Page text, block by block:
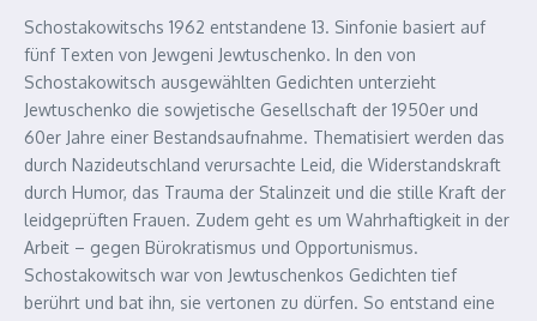
Schostakowitschs 1962 entstandene 13. Sinfonie basiert auf
fünf Texten von Jewgeni Jewtuschenko. In den von
Schostakowitsch ausgewählten Gedichten unterzieht
Jewtuschenko die sowjetische Gesellschaft der 1950er und
60er Jahre einer Bestandsaufnahme. Thematisiert werden das
durch Nazideutschland verursachte Leid, die Widerstandskraft
durch Humor, das Trauma der Stalinzeit und die stille Kraft der
leidgeprüften Frauen. Zudem geht es um Wahrhaftigkeit in der
Arbeit – gegen Bürokratismus und Opportunismus.
Schostakowitsch war von Jewtuschenkos Gedichten tief
berührt und bat ihn, sie vertonen zu dürfen. So entstand eine